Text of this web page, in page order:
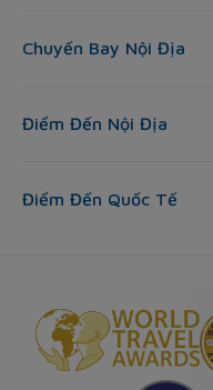
Chuyến Bay Nội Địa
Điểm Đến Nội Địa
Điểm Đến Quốc Tế